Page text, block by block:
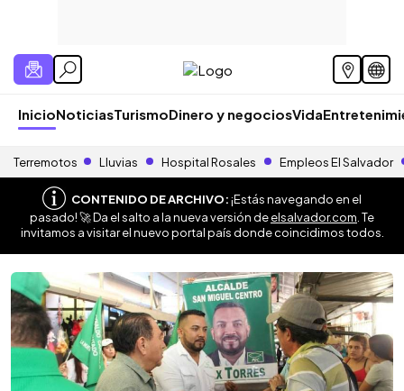
InicioNoticiasTurismoDinero y negociosVida
Terremotos Lluvias Hospital Rosales Empleos El Salvador
CONTENIDO DE ARCHIVO:¡Estás navegando en el
pasado! 🚀 Da el salto a la nueva versión deelsalvador.com . Te
invitamos a visitar el nuevo portal país donde coincidimos todos.